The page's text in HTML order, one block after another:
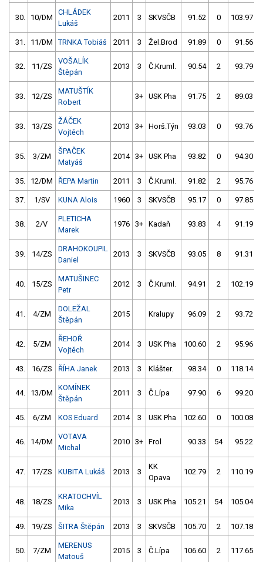
30. 10/DM
CHLÁDEK
Lukáš
2011 3 SKVSČB 91.52 0 103.97
31. 11/DM TRNKA Tobiáš 2011 3 Žel.Brod 91.89 0 91.56
32. 11/ZS
VOŠALÍK
Štěpán
2013 3 Č.Kruml. 90.54 2 93.79
33. 12/ZS
MATUŠTÍK
Robert
3+ USK Pha 91.75 2 89.03
33. 13/ZS
ŽÁČEK
Vojtěch
2013 3+ Horš.Týn 93.03 0 93.76
35. 3/ZM
ŠPAČEK
Matyáš
2014 3+ USK Pha 93.82 0 94.30
35. 12/DM ŘEPA Martin 2011 3 Č.Kruml. 91.82 2 95.76
37. 1/SV KUNA Alois 1960 3 SKVSČB 95.17 0 97.85
38. 2/V
PLETICHA
Marek
1976 3+ Kadaň 93.83 4 91.19
39. 14/ZS
DRAHOKOUPIL
Daniel
2013 3 SKVSČB 93.05 8 91.31
40. 15/ZS
MATUŠINEC
Petr
2012 3 Č.Kruml. 94.91 2 102.19
41. 4/ZM
DOLEŽAL
Štěpán
2015 Kralupy 96.09 2 93.72
42. 5/ZM
ŘEHOŘ
Vojtěch
2014 3 USK Pha 100.60 2 95.96
43. 16/ZS ŘÍHA Janek 2013 3 Klášter. 98.34 0 118.14
44. 13/DM
KOMÍNEK
Štěpán
2011 3 Č.Lípa 97.90 6 99.20
45. 6/ZM KOS Eduard 2014 3 USK Pha 102.60 0 100.08
46. 14/DM
VOTAVA
Michal
2010 3+ Frol 90.33 54 95.22
47. 17/ZS KUBITA Lukáš 2013 3
KK
Opava
102.79 2 110.19
48. 18/ZS
KRATOCHVÍL
Mika
2013 3 USK Pha 105.21 54 105.04
49. 19/ZS ŠITRA Štěpán 2013 3 SKVSČB 105.70 2 107.18
50. 7/ZM
MERENUS
Matouš
2015 3 Č.Lípa 106.60 2 117.65